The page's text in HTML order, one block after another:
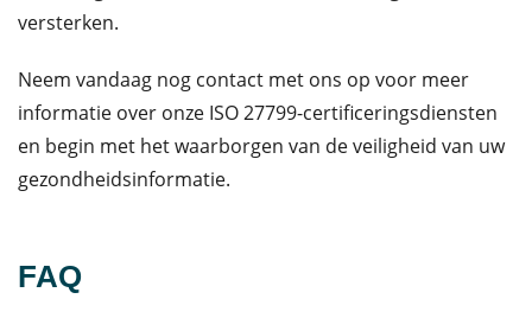
versterken.
Neem vandaag nog contact met ons op voor meer
informatie over onze ISO 27799-certificeringsdiensten
en begin met het waarborgen van de veiligheid van uw
gezondheidsinformatie.
FAQ